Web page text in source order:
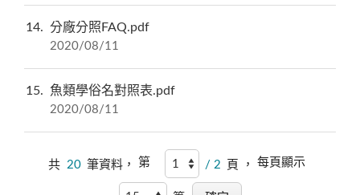
14 分廠分照FAQ.pdf
2020/08/11
15 魚類學俗名對照表.pdf
2020/08/11
共 20 筆資料， 第 / 2 頁 ，每頁顯示